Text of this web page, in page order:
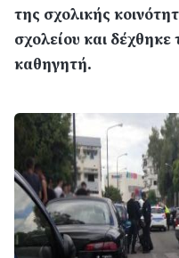
της σχολικής
σχολείου και δέχθηκε
καθηγητή.